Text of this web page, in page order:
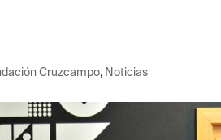
Cruzcampo, Noticias